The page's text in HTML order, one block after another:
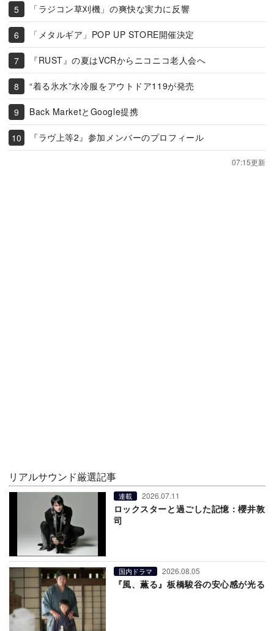
「ラジコン草刈機」の爽快な実力に反響
「メタルギア」POP UP STORE開催決定
『RUST』の夏はVCRからニコニコ老人会へ
“着る氷水”水冷服をアウトドア119が発売
Back MarketとGoogle提携
『ラヴ上等2』参加メンバーのプロフィール
07:15更新
リアルサウンド厳選記事
連載 2026.07.11
ロックスターと過ごした記憶：櫻井敦
司
国内ドラマ 2026.08.05
『風、薫る』板橋駿谷の安心感が光る